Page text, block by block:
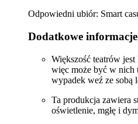
Odpowiedni ubiór: Smart
Dodatkowe informacje
Większość teatrów
więc może być w nich
wypadek weź ze sobą
Ta produkcja zawiera
oświetlenie, mgłę i